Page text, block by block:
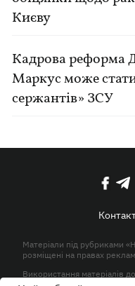
Києву
Кадрова реформа
Маркус може
сержантів» ЗСУ
Матеріали під рубриками
розміщені на правах
Використання матеріалів